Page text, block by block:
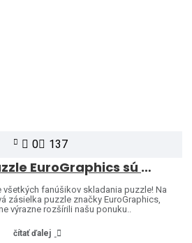
0 137
Obľúbené puzzle EuroGraphics sú opäť skladom – a ponuku sme rozšírili o ďalšie motívy!
všetkých fanúšikov skladania puzzle! Na
zásielka puzzle značky EuroGraphics,
výrazne rozšírili našu ponuku..
čítať ďalej